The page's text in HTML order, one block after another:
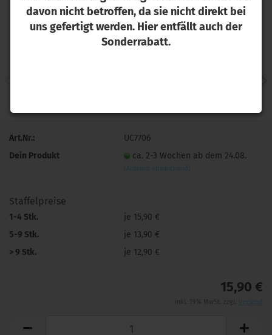
davon nicht betroffen, da sie nicht direkt bei
uns gefertigt werden. Hier entfällt auch der
Sonderrabatt.
Art.Nr.:
UC7706
Dein Produkt
ca. 2-3 Wochen ab dem 24.08.
(Ausland abweichend)
Staffelpreise
1-4 Stk.
je 15,90 €
5-9 Stk.
je 13,90 €
> 9 Stk.
je 12,90 €
15,90 €
Versand